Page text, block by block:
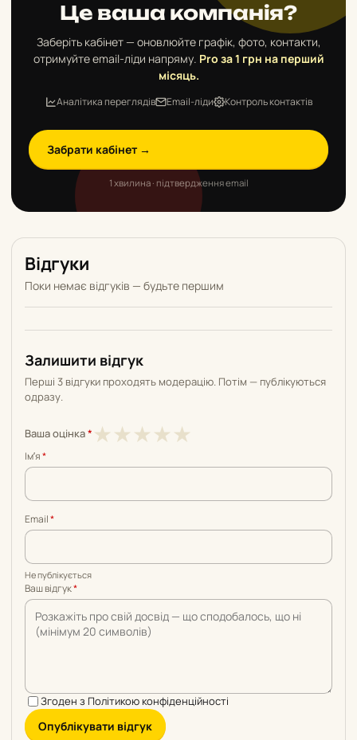
Це ваша компанія?
Заберіть кабінет — оновлюйте графік, фото, контакти,
отримуйте email-ліди напряму. Pro за 1 грн на перший
місяць.
Аналітика переглядів Email-ліди Контроль контактів
Забрати кабінет →
1 хвилина · підтвердження email
Відгуки
Поки немає відгуків — будьте першим
Залишити відгук
Перші 3 відгуки проходять модерацію. Потім — публікуються
одразу.
Ваша оцінка* ★
5
★4
5
★3
5
★2
5
★1
5
Імʼя*
Email*
Не публікується
Ваш відгук*
Згоден з Політикою конфіденційності
Опублікувати відгук